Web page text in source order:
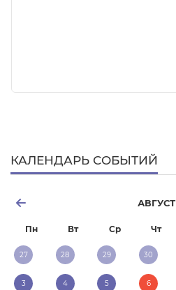
КАЛЕНДАРЬ СОБЫТИЙ
АВГУСТ
Пн Вт Ср Чт
27 28 29 30
3 4 5 6